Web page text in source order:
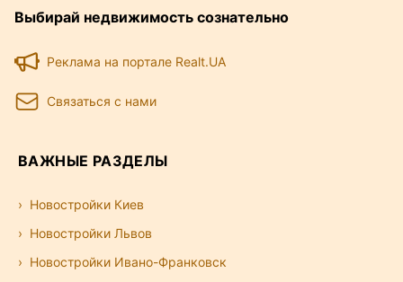
Выбирай недвижимость сознательно
Реклама на портале Realt.UA
Связаться с нами
ВАЖНЫЕ РАЗДЕЛЫ
Новостройки Киев
Новостройки Львов
Новостройки Ивано-Франковск